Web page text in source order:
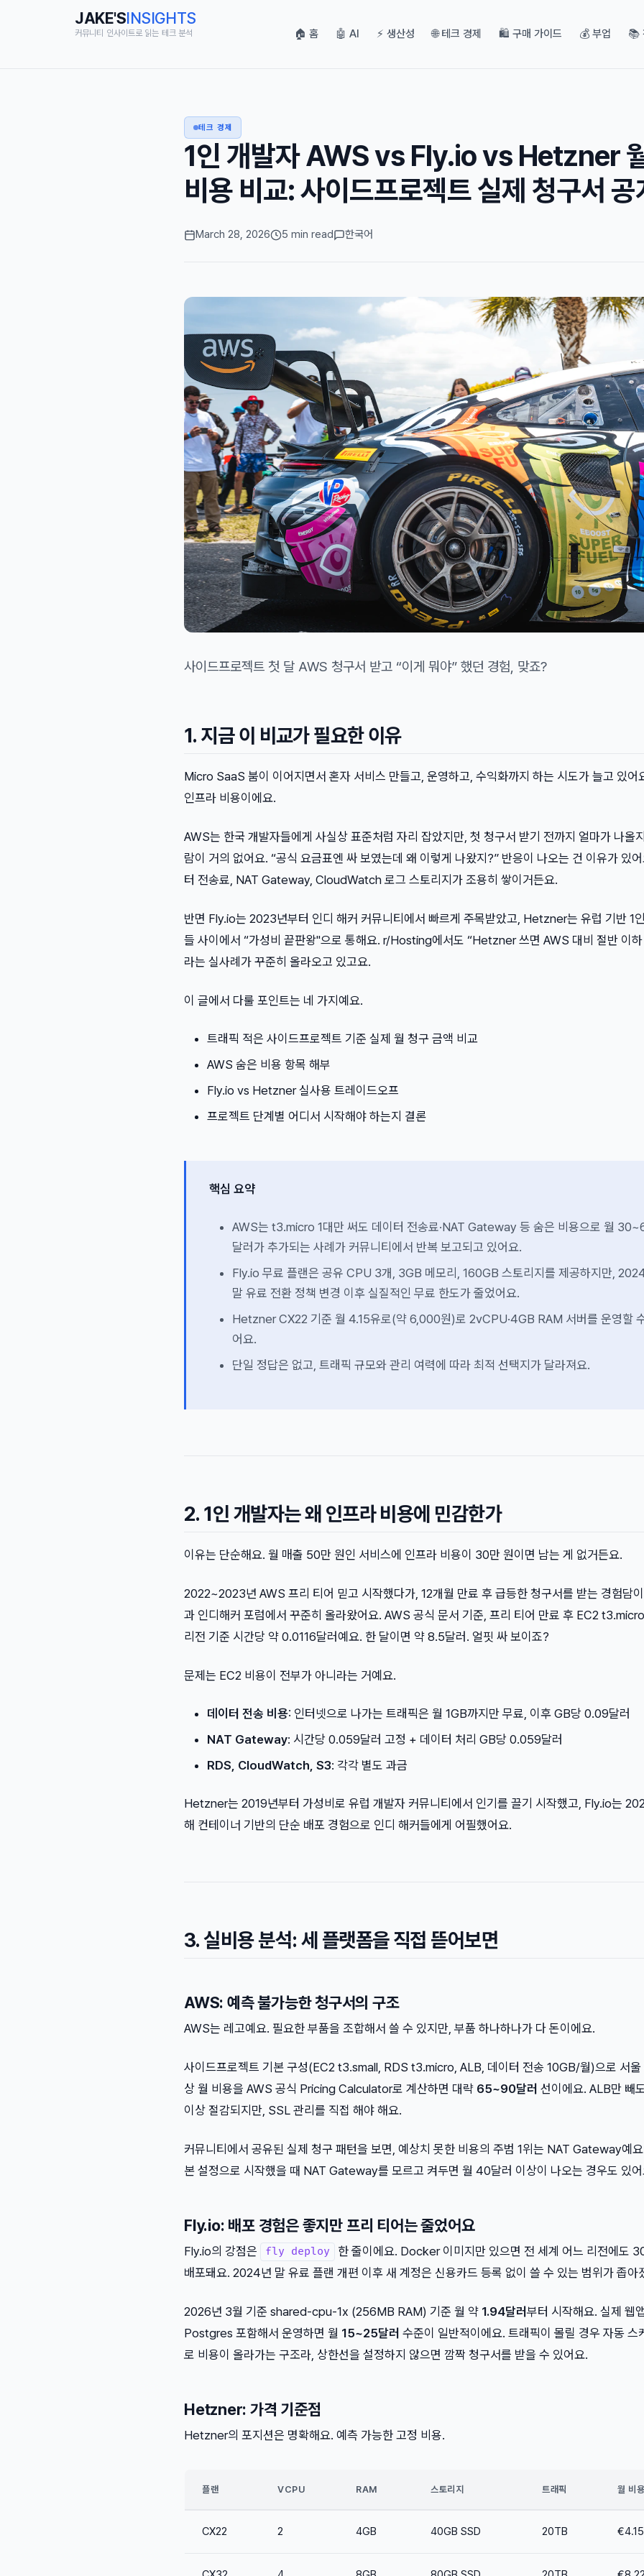
JAKE'SINSIGHTS
커뮤니티 인사이트로 읽는 테크 분석 🏠 홈 🤖 AI ⚡ 생산성 🌐 테크 경제 🛍️ 구매 가이드 💰 부업 📚
테크 경제
1인 개발자 AWS vs Fly.io vs Hetzner
비용 비교: 사이드프로젝트 실제 청구서 공
March 28, 2026 5 min read 한국어
사이드프로젝트 첫 달 AWS 청구서 받고 “이게 뭐야” 했던 경험, 맞죠?
1. 지금 이 비교가 필요한 이유
Micro SaaS 붐이 이어지면서 혼자 서비스 만들고, 운영하고, 수익화까지 하는 시도가 늘고 있어
인프라 비용이에요.
AWS는 한국 개발자들에게 사실상 표준처럼 자리 잡았지만, 첫 청구서 받기 전까지 얼마가 나올
람이 거의 없어요. “공식 요금표엔 싸 보였는데 왜 이렇게 나왔지?” 반응이 나오는 건 이유가 있어
터 전송료, NAT Gateway, CloudWatch 로그 스토리지가 조용히 쌓이거든요.
반면 Fly.io는 2023년부터 인디 해커 커뮤니티에서 빠르게 주목받았고, Hetzner는 유럽 기반 1
들 사이에서 “가성비 끝판왕"으로 통해요. r/Hosting에서도 “Hetzner 쓰면 AWS 대비 절반 이하
라는 실사례가 꾸준히 올라오고 있고요.
이 글에서 다룰 포인트는 네 가지예요.
트래픽 적은 사이드프로젝트 기준 실제 월 청구 금액 비교
AWS 숨은 비용 항목 해부
Fly.io vs Hetzner 실사용 트레이드오프
프로젝트 단계별 어디서 시작해야 하는지 결론
핵심 요약
AWS는 t3.micro 1대만 써도 데이터 전송료·NAT Gateway 등 숨은 비용으로 월
달러가 추가되는 사례가 커뮤니티에서 반복 보고되고 있어요.
Fly.io 무료 플랜은 공유 CPU 3개, 3GB 메모리, 160GB 스토리지를 제공하지만,
말 유료 전환 정책 변경 이후 실질적인 무료 한도가 줄었어요.
Hetzner CX22 기준 월 4.15유로(약 6,000원)로 2vCPU·4GB RAM 서버를 운영할
어요.
단일 정답은 없고, 트래픽 규모와 관리 여력에 따라 최적 선택지가 달라져요.
2. 1인 개발자는 왜 인프라 비용에 민감한가
이유는 단순해요. 월 매출 50만 원인 서비스에 인프라 비용이 30만 원이면 남는 게 없거든요.
2022~2023년 AWS 프리 티어 믿고 시작했다가, 12개월 만료 후 급등한 청구서를 받는 경험담
과 인디해커 포럼에서 꾸준히 올라왔어요. AWS 공식 문서 기준, 프리 티어 만료 후 EC2
리전 기준 시간당 약 0.0116달러예요. 한 달이면 약 8.5달러. 얼핏 싸 보이죠?
문제는 EC2 비용이 전부가 아니라는 거예요.
데이터 전송 비용: 인터넷으로 나가는 트래픽은 월 1GB까지만 무료, 이후 GB당 0.09달러
NAT Gateway: 시간당 0.059달러 고정 + 데이터 처리 GB당 0.059달러
RDS, CloudWatch, S3: 각각 별도 과금
Hetzner는 2019년부터 가성비로 유럽 개발자 커뮤니티에서 인기를 끌기 시작했고, Fly.io는
해 컨테이너 기반의 단순 배포 경험으로 인디 해커들에게 어필했어요.
3. 실비용 분석: 세 플랫폼을 직접 뜯어보면
AWS: 예측 불가능한 청구서의 구조
AWS는 레고예요. 필요한 부품을 조합해서 쓸 수 있지만, 부품 하나하나가 다 돈이에요.
사이드프로젝트 기본 구성(EC2 t3.small, RDS t3.micro, ALB, 데이터 전송 10GB/월)으로 서울
상 월 비용을 AWS 공식 Pricing Calculator로 계산하면 대략 65~90달러 선이에요. ALB만 빼
이상 절감되지만, SSL 관리를 직접 해야 해요.
커뮤니티에서 공유된 실제 청구 패턴을 보면, 예상치 못한 비용의 주범 1위는 NAT Gateway예
본 설정으로 시작했을 때 NAT Gateway를 모르고 켜두면 월 40달러 이상이 나오는 경우도 있어
Fly.io: 배포 경험은 좋지만 프리 티어는 줄었어요
Fly.io의 강점은 fly deploy
한 줄이에요. Docker 이미지만 있으면 전 세계 어느 리전에도
배포돼요. 2024년 말 유료 플랜 개편 이후 새 계정은 신용카드 등록 없이 쓸 수 있는 범위가 좁아
2026년 3월 기준 shared-cpu-1x (256MB RAM) 기준 월 약 1.94달러부터 시작해요. 실제 웹
Postgres 포함해서 운영하면 월 15~25달러 수준이 일반적이에요. 트래픽이 몰릴 경우 자동 스
로 비용이 올라가는 구조라, 상한선을 설정하지 않으면 깜짝 청구서를 받을 수 있어요.
Hetzner: 가격 기준점
Hetzner의 포지션은 명확해요. 예측 가능한 고정 비용.
플랜 VCPU RAM 스토리지 트래픽 월 비용
CX22 2 4GB 40GB SSD 20TB €4.15